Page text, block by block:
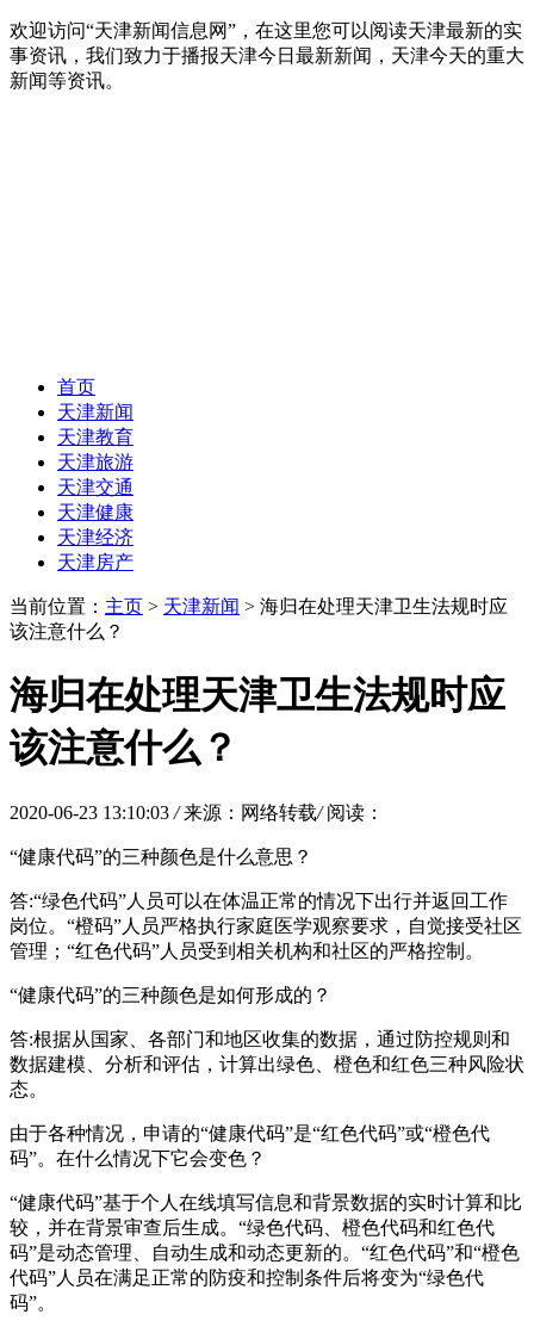
欢迎访问“天津新闻信息网”，在这里您可以阅读天津最新的实
事资讯，我们致力于播报天津今日最新新闻，天津今天的重大
新闻等资讯。
首页
天津新闻
天津教育
天津旅游
天津交通
天津健康
天津经济
天津房产
当前位置： 主页 > 天津新闻 > 海归在处理天津卫生法规时应
该注意什么？
海归在处理天津卫生法规时应
该注意什么？
2020-06-23 13:10:03 / 来源：网络转载/ 阅读：
“健康代码”的三种颜色是什么意思？
答:“绿色代码”人员可以在体温正常的情况下出行并返回工作
岗位。“橙码”人员严格执行家庭医学观察要求，自觉接受社区
管理；“红色代码”人员受到相关机构和社区的严格控制。
“健康代码”的三种颜色是如何形成的？
答:根据从国家、各部门和地区收集的数据，通过防控规则和
数据建模、分析和评估，计算出绿色、橙色和红色三种风险状
态。
由于各种情况，申请的“健康代码”是“红色代码”或“橙色代
码”。在什么情况下它会变色？
“健康代码”基于个人在线填写信息和背景数据的实时计算和比
较，并在背景审查后生成。“绿色代码、橙色代码和红色代
码”是动态管理、自动生成和动态更新的。“红色代码”和“橙色
代码”人员在满足正常的防疫和控制条件后将变为“绿色代
码”。